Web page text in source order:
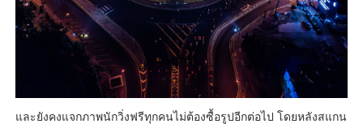
และยังคงแจกภาพนักวิ่งฟรีทุกคนไม่ต้องซื้อรูปอีกต่อไป โดยหลังสแกน